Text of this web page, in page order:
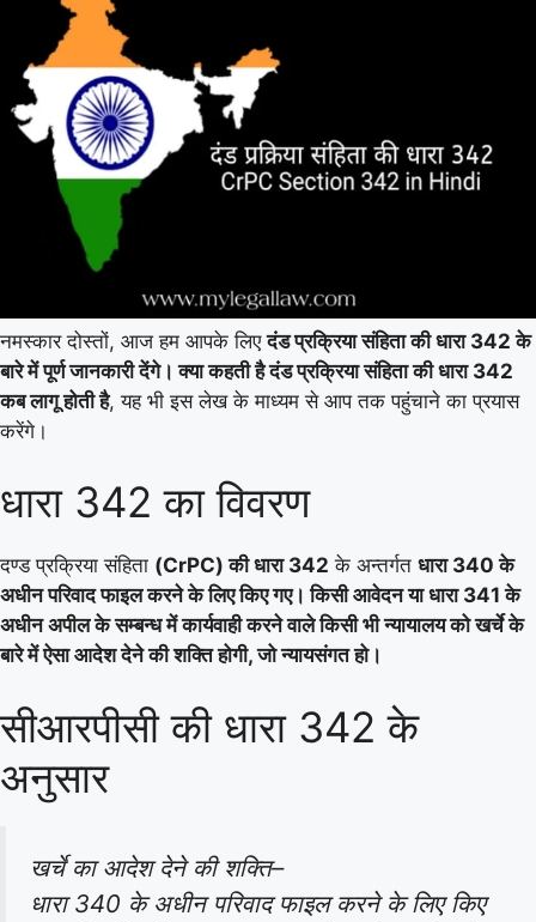
नमस्कार दोस्तों, आज हम आपके लिएदंड प्रक्रिया संहिता की धारा 342 के
बारे में पूर्ण जानकारी देंगे। क्या कहती है दंड प्रक्रिया संहिता की धारा 342
कब लागू होती है, यह भी इस लेख के माध्यम से आप तक पहुंचाने का प्रयास
करेंगे।
धारा 342 का विवरण
दण्ड प्रक्रिया संहिता (CrPC) की धारा 342 के अन्तर्गत धारा 340 के
अधीन परिवाद फाइल करने के लिए किए गए। किसी आवेदन या धारा 341 के
अधीन अपील के सम्बन्ध में कार्यवाही करने वाले किसी भी न्यायालय को खर्चे के
बारे में ऐसा आदेश देने की शक्ति होगी, जो न्यायसंगत हो।
सीआरपीसी की धारा 342 के
अनुसार
खर्चे का आदेश देने की शक्ति–
धारा 340 के अधीन परिवाद फाइल करने के लिए किए